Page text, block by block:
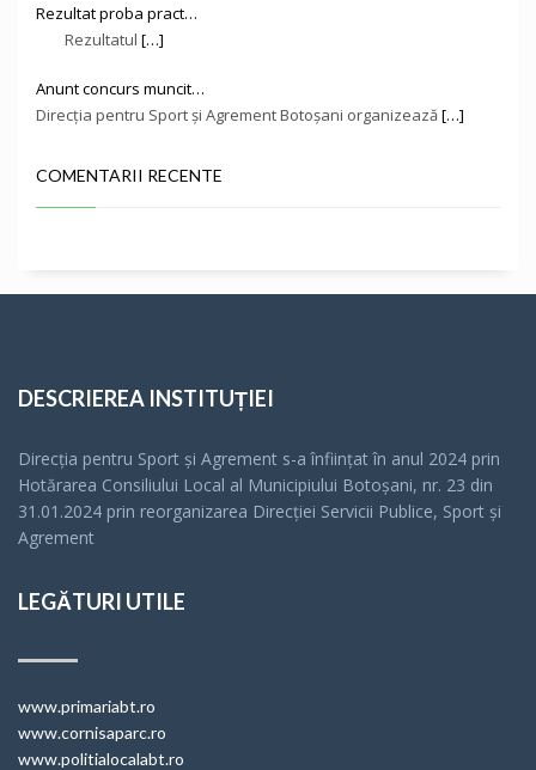
Rezultat proba pract…
Rezultatul […]
Anunt concurs muncit…
Direcţia pentru Sport și Agrement Botoşani organizează[…]
COMENTARII RECENTE
DESCRIEREA INSTITUȚIEI
Direcția pentru Sport și Agrement s-a înfiinţat în anul 2024 prin
Hotărarea Consiliului Local al Municipiului Botoșani, nr. 23 din
31.01.2024 prin reorganizarea Direcției Servicii Publice, Sport și
Agrement
LEGĂTURI UTILE
www.primariabt.ro
www.cornisaparc.ro
www.politialocalabt.ro